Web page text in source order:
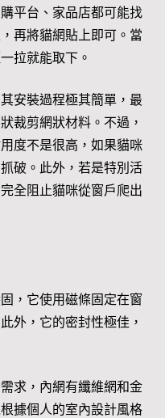
平台、家品店都可能找
再將貓網貼上即可。當
拉就能取下。
安裝過程極其簡單，最
裁剪網狀材料。不過，
度不是很高，如果貓咪
破。此外，若是特別活
全阻止貓咪從窗戶爬出
，它使用磁條固定在窗
外，它的密封性極佳，
求，內網有纖維網和金
據個人的室內設計風格